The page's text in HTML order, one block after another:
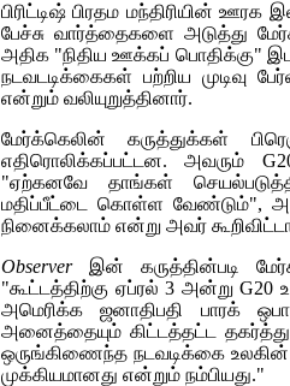
பிரிட்டிஷ் பிரதம மந்திரியின்
பேச்சு வார்த்தைகளை அடுத்து
அதிக "நிதிய ஊக்கப் பொதிக்கு"
நடவடடிக்கைகள் பற்றிய முடிவு
என்றும் வலியுறுத்தினார்.
மேர்க்கெலின் கருத்துக்கள்
எதிரொலிக்கப்பட்டன. அவரும்
"ஏற்கனவே தாங்கள்
மதிப்பீட்டை கொள்ள வேண்டும்",
நினைக்கலாம் என்று அவர்
Observerஇன் கருத்தின்படி
"கூட்டத்திற்கு ஏப்ரல் 3 அன்று G20
அமெரிக்க ஜனாதிபதி பாரக்
அனைத்தையும் கிட்டத்தட்ட
ஒருங்கிணைந்த நடவடிக்கை உலகின்
முக்கியமானது என்றும் நம்பியது."